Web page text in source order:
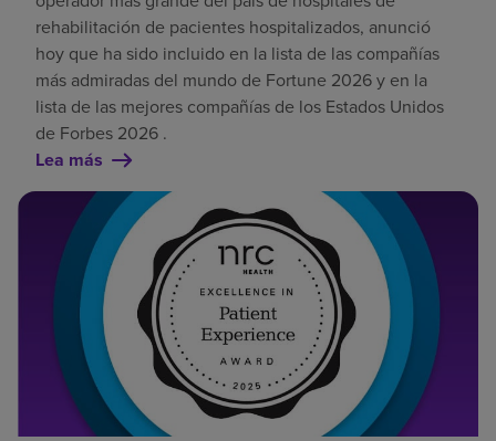
rehabilitación de pacientes hospitalizados, anunció
hoy que ha sido incluido en la lista de las compañías
más admiradas del mundo de Fortune 2026 y en la
lista de las mejores compañías de los Estados Unidos
de Forbes 2026 .
Lea más